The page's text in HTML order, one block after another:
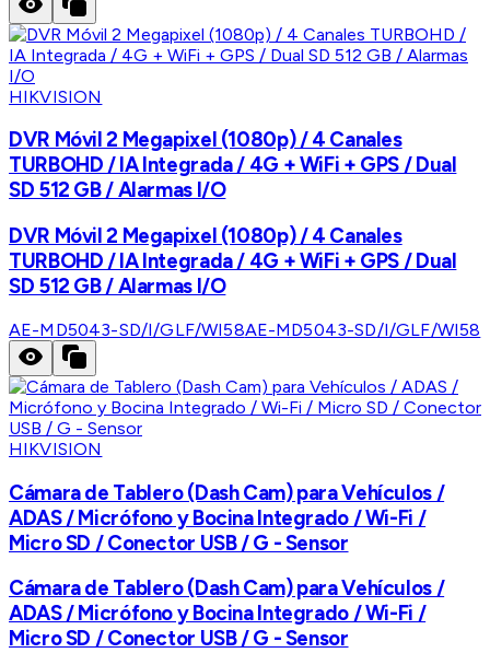
HIKVISION
DVR Móvil 2 Megapixel (1080p) / 4 Canales
TURBOHD / IA Integrada / 4G + WiFi + GPS / Dual
SD 512 GB / Alarmas I/O
DVR Móvil 2 Megapixel (1080p) / 4 Canales
TURBOHD / IA Integrada / 4G + WiFi + GPS / Dual
SD 512 GB / Alarmas I/O
AE-MD5043-SD/I/GLF/WI58AE-MD5043-SD/I/GLF/WI58
HIKVISION
Cámara de Tablero (Dash Cam) para Vehículos /
ADAS / Micrófono y Bocina Integrado / Wi-Fi /
Micro SD / Conector USB / G - Sensor
Cámara de Tablero (Dash Cam) para Vehículos /
ADAS / Micrófono y Bocina Integrado / Wi-Fi /
Micro SD / Conector USB / G - Sensor